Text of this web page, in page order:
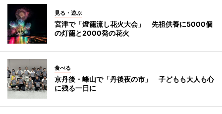
見る・遊ぶ
宮津で「燈籠流し花火大会」 先祖供養に5000個
の灯籠と2000発の花火
食べる
京丹後・峰山で「丹後夜の市」 子どもも大人も心
に残る一日に